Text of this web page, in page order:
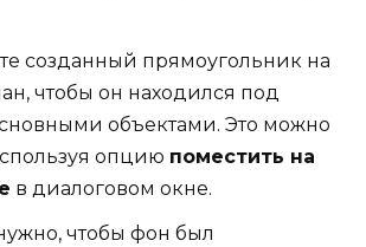
созданный прямоугольник на
чтобы он находился под
объектами. Это можно
опцию поместить на
в диалоговом окне.
чтобы фон был